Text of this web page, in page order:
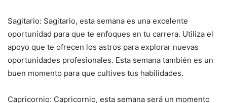
Sagitario: Sagitario, esta semana es una excelente
oportunidad para que te enfoques en tu carrera. Utiliza el
apoyo que te ofrecen los astros para explorar nuevas
oportunidades profesionales. Esta semana también es un
buen momento para que cultives tus habilidades.
Capricornio: Capricornio, esta semana será un momento